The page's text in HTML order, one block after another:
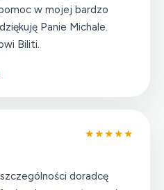
w mojej bardzo
Panie Michale.
Biliti.
★★★★★
doradcę